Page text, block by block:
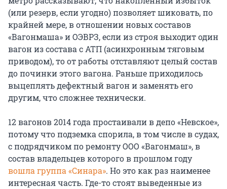
(или резерв, если угодно) позволяет шиковать, по
крайней мере, в отношении новых составов
«Вагонмаша» и ОЭВРЗ, если из строя выходит один
вагон из состава с АТП (асинхронным тяговым
приводом), то от работы отставляют целый состав
до починки этого вагона. Раньше приходилось
выцеплять дефектный вагон и заменять его
другим, что сложнее технически.
12 вагонов 2014 года простаивали в депо «Невское»,
потому что подземка спорила, в том числе в судах,
с подрядчиком по ремонту ООО «Вагонмаш», в
состав владельцев которого в прошлом году
вошла группа «Синара». Но это как раз наименее
интересная часть. Где-то стоят выведенные из